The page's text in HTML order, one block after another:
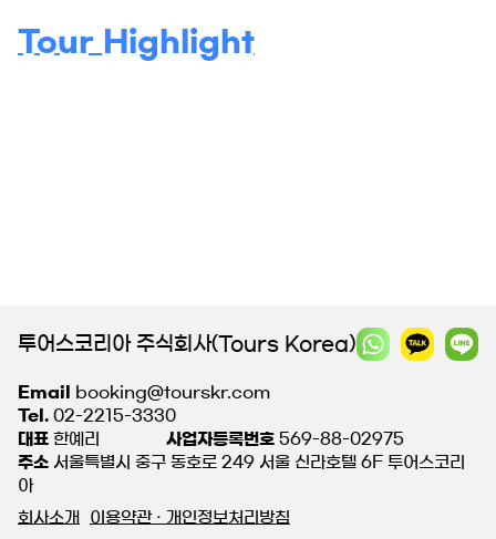
Tour Highlight
투어스코리아 주식회사(Tours Korea)
Email
booking@tourskr.com
Tel. 02-2215-3330
대표 한예리 사업자등록번호 569-88-02975
주소 서울특별시 중구 동호로 249 서울 신라호텔 6F 투어스코리
아
회사소개
이용약관 · 개인정보처리방침